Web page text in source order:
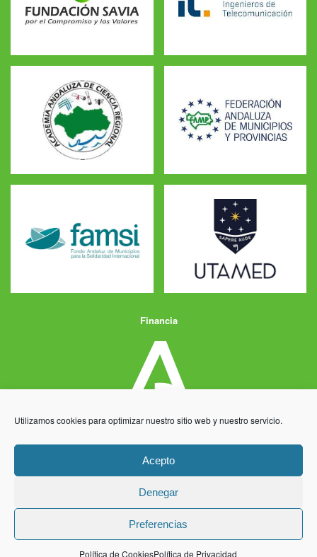
Utilizamos cookies para optimizar nuestro sitio web y nuestro servicio.
Acepto
Denegar
Preferencias
Política de CookiesPolítica de Privacidad
Financia
Desarrollo y producciónCentro Informático Millenium